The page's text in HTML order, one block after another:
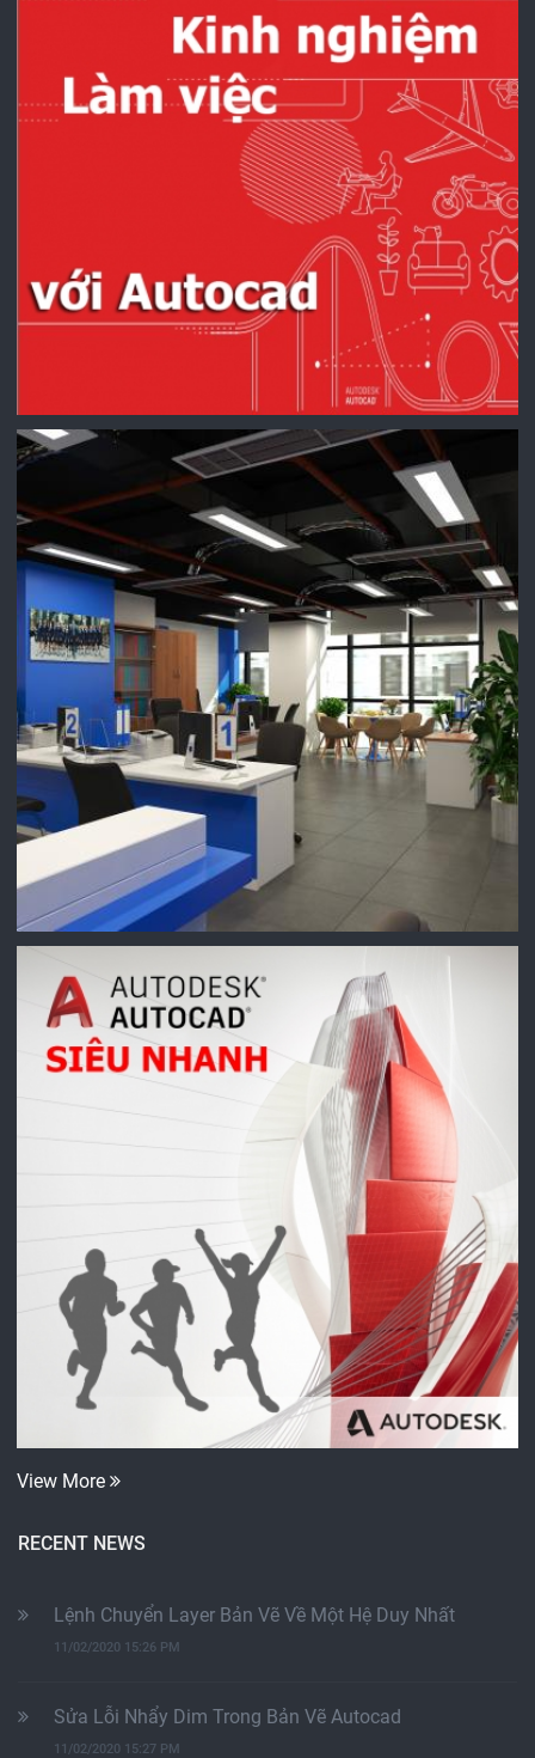
View More
RECENT NEWS
Lệnh Chuyển Layer Bản Vẽ Về Một Hệ Duy Nhất
11/02/2020 15:26 PM
Sửa Lỗi Nhẩy Dim Trong Bản Vẽ Autocad
11/02/2020 15:27 PM